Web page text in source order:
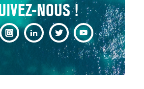
NOUS !
CHANGEMENT DE SEXE :
DES DEMANDES
TOUJOURS PLUS